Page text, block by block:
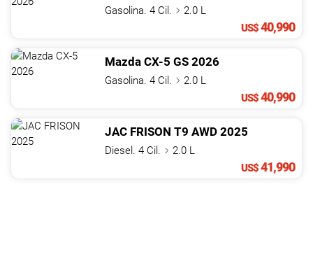
Gasolina. 4 Cil.
2.0 L
US$40,990
Mazda CX-5 GS 2026
Gasolina. 4 Cil.
2.0 L
US$40,990
JAC FRISON T9 AWD 2025
Diesel. 4 Cil.
2.0 L
US$41,990